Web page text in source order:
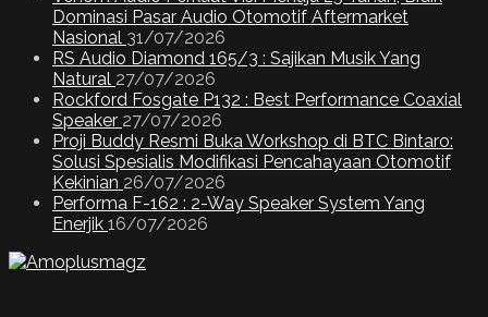
Dominasi Pasar Audio Otomotif Aftermarket
Nasional 31/07/2026
RS Audio Diamond 165/3 : Sajikan Musik Yang
Natural 27/07/2026
Rockford Fosgate P132 : Best Performance Coaxial
Speaker 27/07/2026
Proji Buddy Resmi Buka Workshop di BTC Bintaro:
Solusi Spesialis Modifikasi Pencahayaan Otomotif
Kekinian 26/07/2026
Performa F-162 : 2-Way Speaker System Yang
Enerjik 16/07/2026